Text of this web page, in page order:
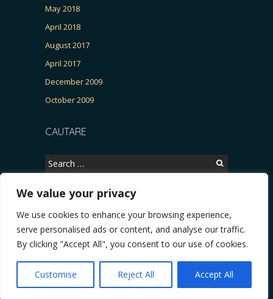
We value your privacy
We use cookies to enhance your browsing experience,
serve personalised ads or content, and analyse our traffic.
By clicking "Accept All", you consent to our use of cookies.
Customise Reject All Accept All
May 2018
April 2018
August 2017
April 2017
December 2009
October 2009
CAUTARE
Search
for:
Copyright © 2026, CERTITUDINEA.
parlamentarele și presa
* VIDEO. Viata lui Eminescu (Necenzurat). Episodul
Themes